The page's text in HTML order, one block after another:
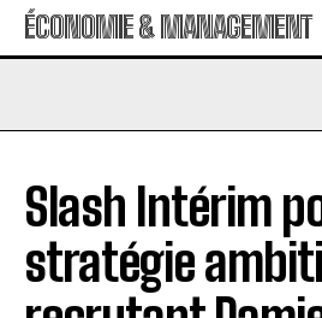
ÉCONOMIE & MANAGEMENT
Slash Intérim
stratégie